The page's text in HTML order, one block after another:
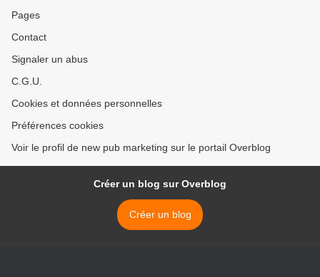
Pages
Contact
Signaler un abus
C.G.U.
Cookies et données personnelles
Préférences cookies
Voir le profil de new pub marketing sur le portail Overblog
Créer un blog sur Overblog
Créer un blog